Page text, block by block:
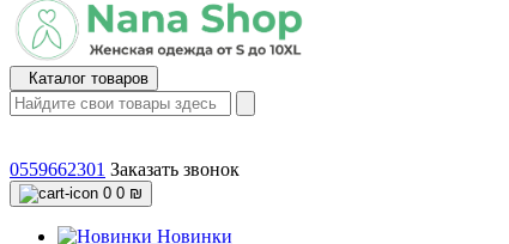
Каталог товаров
0559662301 Заказать звонок
0 0 ₪
Новинки